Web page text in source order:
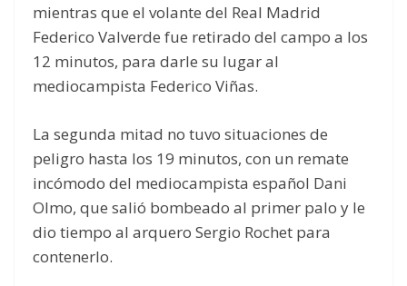
mientras que el volante del Real Madrid
Federico Valverde fue retirado del campo a los
12 minutos, para darle su lugar al
mediocampista Federico Viñas.
La segunda mitad no tuvo situaciones de
peligro hasta los 19 minutos, con un remate
incómodo del mediocampista español Dani
Olmo, que salió bombeado al primer palo y le
dio tiempo al arquero Sergio Rochet para
contenerlo.